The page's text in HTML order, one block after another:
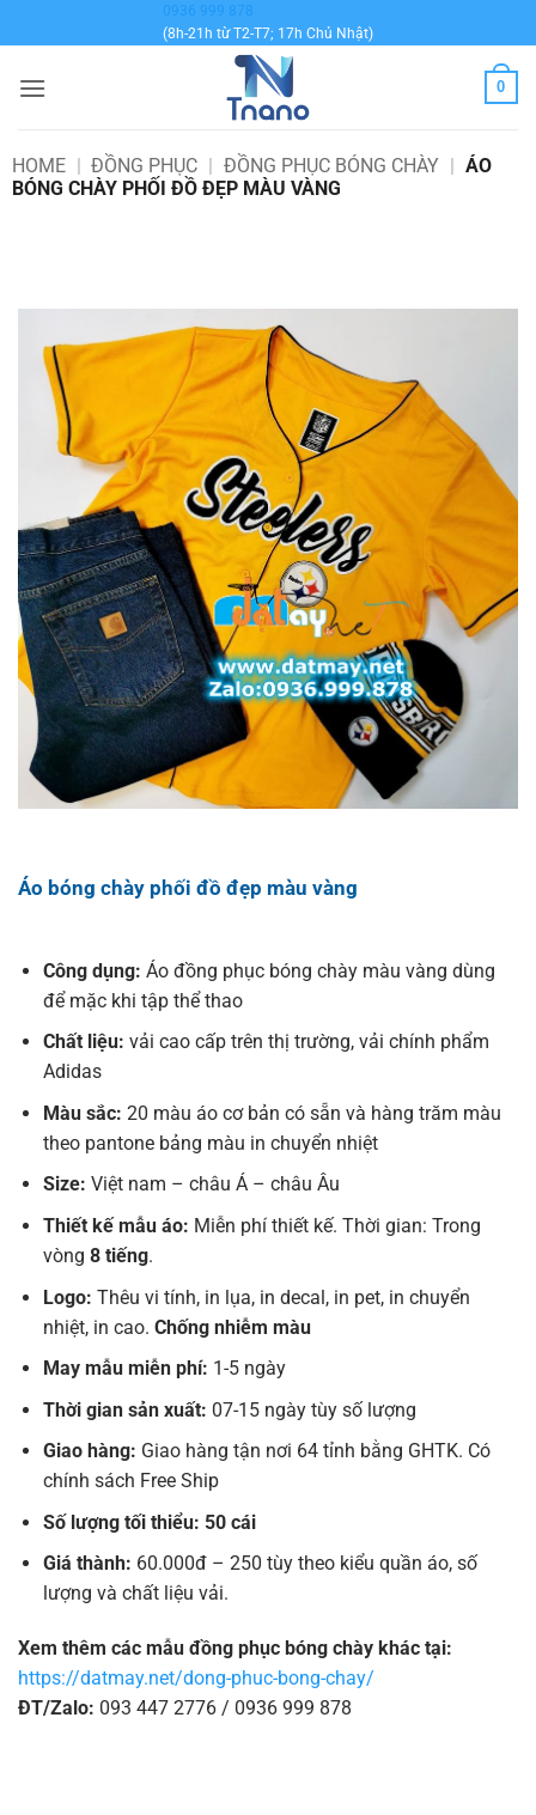
qua
dung
0936 999 878
(8h-21h từ T2-T7; 17h Chủ Nhật)
0
HOME | ĐỒNG PHỤC | ĐỒNG PHỤC BÓNG CHÀY | ÁO
BÓNG CHÀY PHỐI ĐỒ ĐẸP MÀU VÀNG
Áo bóng chày phối đồ đẹp màu vàng
Công dụng: Áo đồng phục bóng chày màu vàng dùng
để mặc khi tập thể thao
Chất liệu: vải cao cấp trên thị trường, vải chính phẩm
Adidas
Màu sắc: 20 màu áo cơ bản có sẵn và hàng trăm màu
theo pantone bảng màu in chuyển nhiệt
Size: Việt nam – châu Á – châu Âu
Thiết kế mẫu áo: Miễn phí thiết kế. Thời gian: Trong
vòng 8 tiếng.
Logo: Thêu vi tính, in lụa, in decal, in pet, in chuyển
nhiệt, in cao. Chống nhiễm màu
May mẫu miễn phí: 1-5 ngày
Thời gian sản xuất: 07-15 ngày tùy số lượng
Giao hàng: Giao hàng tận nơi 64 tỉnh bằng GHTK. Có
chính sách Free Ship
Số lượng tối thiểu: 50 cái
Giá thành: 60.000đ – 250 tùy theo kiểu quần áo, số
lượng và chất liệu vải.
Xem thêm các mẫu đồng phục bóng chày khác tại:
https://datmay.net/dong-phuc-bong-chay/
ĐT/Zalo: 093 447 2776 / 0936 999 878